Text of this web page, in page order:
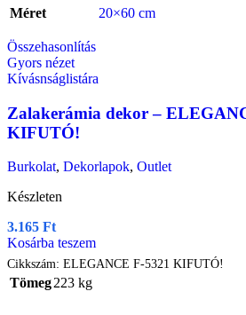
Méret 20×60 cm
Összehasonlítás
Gyors nézet
Kívásnságlistára
Zalakerámia dekor –
KIFUTÓ!
Burkolat, Dekorlapok, Outlet
Készleten
3.165 Ft
Kosárba teszem
Cikkszám: ELEGANCE F-5321 KIFUTÓ!
Tömeg223 kg